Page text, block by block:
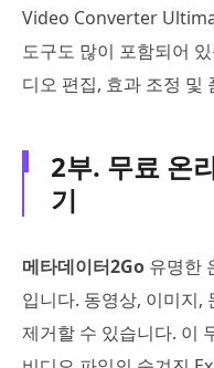
Video Converter
도구도 많이 포함되어
디오 편집, 효과 조정 및
2부. 무료 온
기
메타데이터2Go 유명한
입니다. 동영상, 이미지,
제거할 수 있습니다. 이